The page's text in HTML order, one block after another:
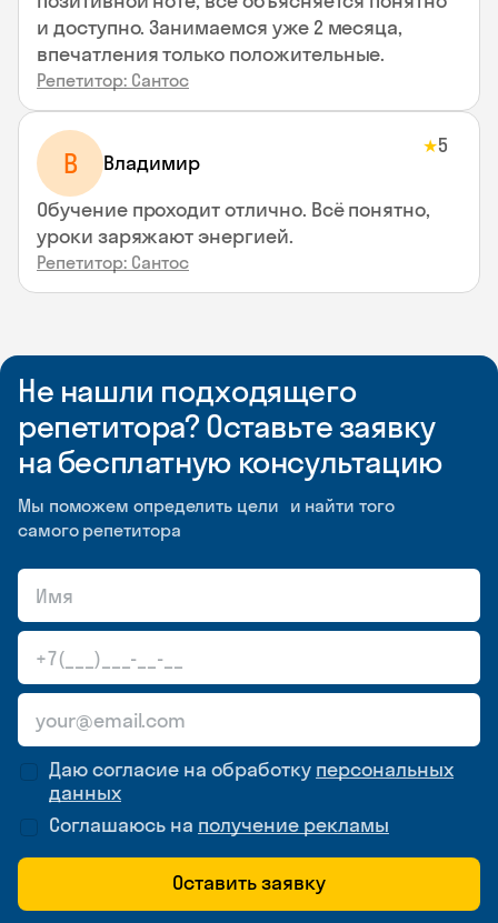
и доступно. Занимаемся уже 2 месяца,
впечатления только положительные.
Репетитор: Сантос
В Владимир
★5
Обучение проходит отлично. Всё понятно,
уроки заряжают энергией.
Репетитор: Сантос
Не нашли подходящего
репетитора? Оставьте заявку
на бесплатную консультацию
Мы поможем определить цели и найти того
самого репетитора
Даю согласие на обработку персональных
данных
Соглашаюсь на получение рекламы
Оставить заявку